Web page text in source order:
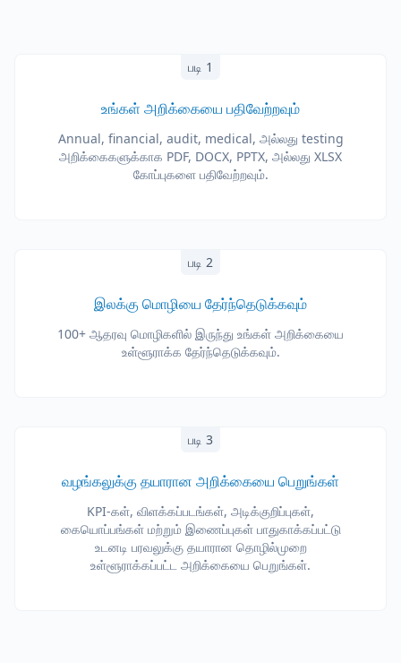
படி 1
உங்கள் அறிக்கையை பதிவேற்றவும்
Annual, financial, audit, medical, அல்லது testing
அறிக்கைகளுக்காக PDF, DOCX, PPTX, அல்லது XLSX
கோப்புகளை பதிவேற்றவும்.
படி 2
இலக்கு மொழியை தேர்ந்தெடுக்கவும்
100+ ஆதரவு மொழிகளில் இருந்து உங்கள் அறிக்கையை
உள்ளூராக்க தேர்ந்தெடுக்கவும்.
படி 3
வழங்கலுக்கு தயாரான அறிக்கையை பெறுங்கள்
KPI-கள், விளக்கப்படங்கள், அடிக்குறிப்புகள்,
கையொப்பங்கள் மற்றும் இணைப்புகள் பாதுகாக்கப்பட்டு
உடனடி பரவலுக்கு தயாரான தொழில்முறை
உள்ளூராக்கப்பட்ட அறிக்கையை பெறுங்கள்.